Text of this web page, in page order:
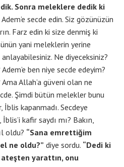
Sonra meleklere dedik ki
secde edin. Siz gözünüzün
Farz edin ki size denmiş ki
yani meleklerin yerine
Ne diyeceksiniz?
ben niye secde edeyim?
Allah’a güveni olan ne
Şimdi bütün melekler bunu
İblis kapanmadı. Secdeye
kafir saydı mı? Bakın,
oldu? “Sana emrettiğim
ne oldu?” diye sordu. “Dedi ki
ateşten yarattın, onu